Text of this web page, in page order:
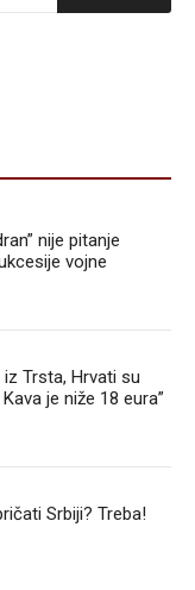
nije pitanje
vojne
Trsta, Hrvati su
je niže 18 eura”
Srbiji? Treba!